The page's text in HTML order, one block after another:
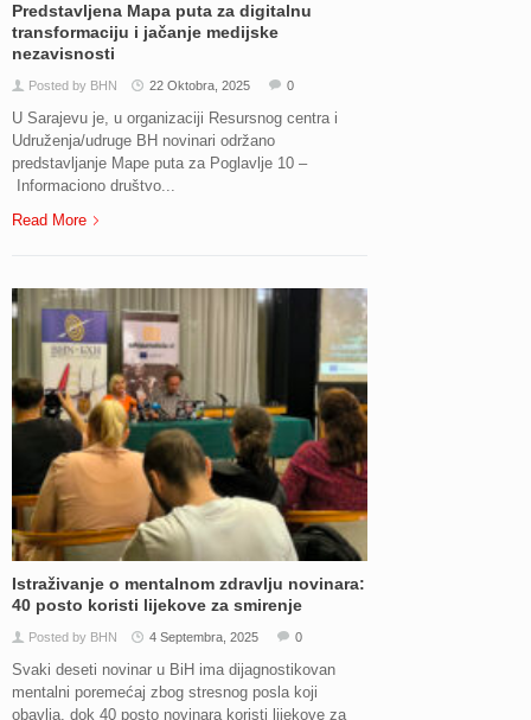
Predstavljena Mapa puta za digitalnu
transformaciju i jačanje medijske
nezavisnosti
Posted by BHN 22 Oktobra, 2025 0
U Sarajevu je, u organizaciji Resursnog centra i
Udruženja/udruge BH novinari održano
predstavljanje Mape puta za Poglavlje 10 –
Informaciono društvo...
Read More
Istraživanje o mentalnom zdravlju novinara:
40 posto koristi lijekove za smirenje
Posted by BHN 4 Septembra, 2025 0
Svaki deseti novinar u BiH ima dijagnostikovan
mentalni poremećaj zbog stresnog posla koji
obavlja, dok 40 posto novinara koristi lijekove za